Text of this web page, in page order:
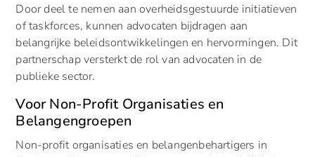
Door deel te nemen aan overheidsgestuurde initiatieven
of taskforces, kunnen advocaten bijdragen aan
belangrijke beleidsontwikkelingen en hervormingen. Dit
partnerschap versterkt de rol van advocaten in de
publieke sector.
Voor Non-Profit Organisaties en
Belangengroepen
Non-profit organisaties en belangenbehartigers in